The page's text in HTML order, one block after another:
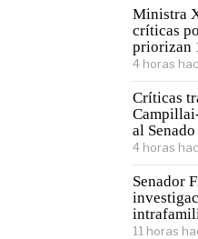
Ministra
críticas
priorizan
4 horas
Críticas
al Senado
4 horas
Senador
11 horas